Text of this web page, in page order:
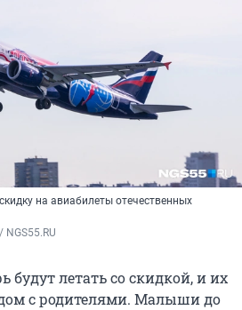
на авиабилеты отечественных
будут летать со скидкой, и их
с родителями. Малыши до